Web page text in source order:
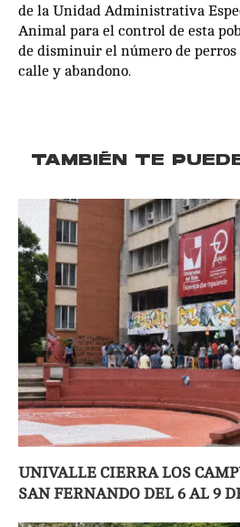
de la Unidad Administrativa
Animal para el control de esta
de disminuir el número de perros
calle y abandono.
TAMBIÉN TE
UNIVALLE CIERRA LOS
SAN FERNANDO DEL 6 AL 9